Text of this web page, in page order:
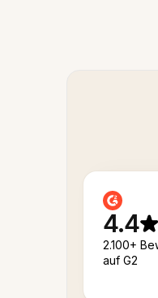
4.4
2.100+
auf G2